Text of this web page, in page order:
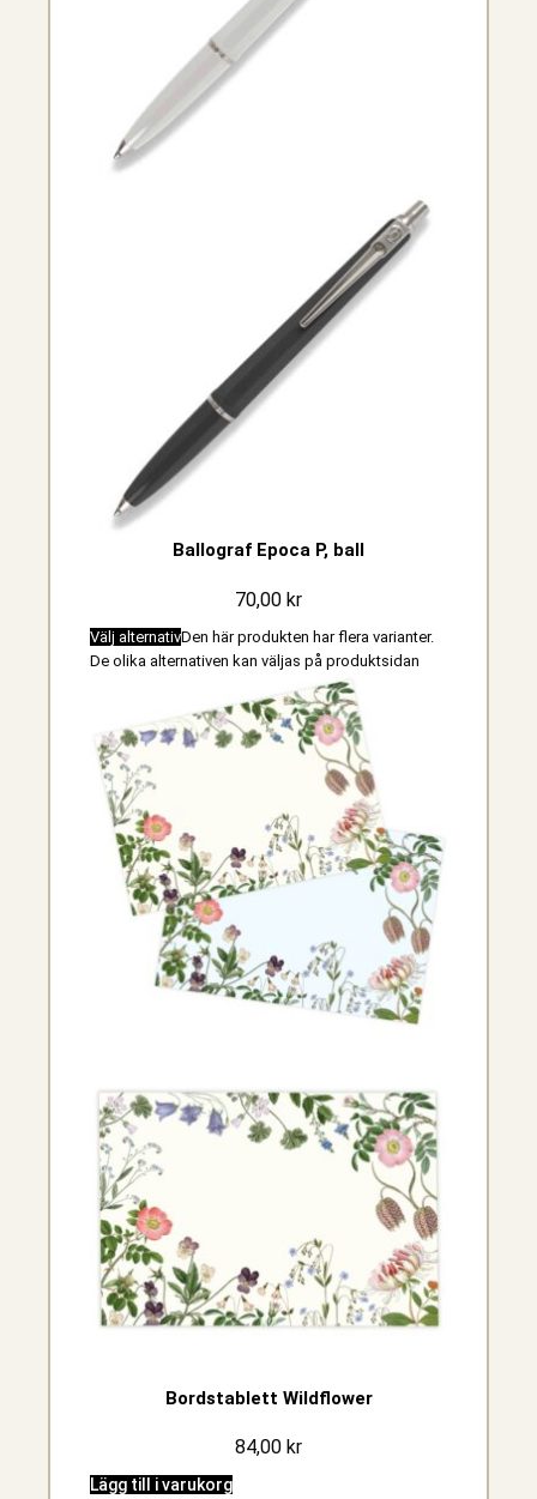
Ballograf Epoca P, ball
70,00 kr
Välj alternativDen här produkten har flera varianter.
De olika alternativen kan väljas på produktsidan
Bordstablett Wildflower
84,00 kr
Lägg till i varukorg